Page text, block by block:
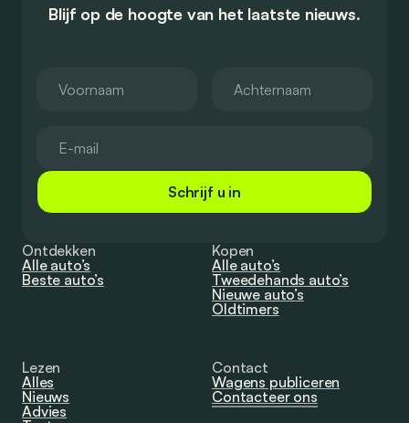
Blijf op de hoogte van het laatste nieuws.
Schrijf u in
Ontdekken
Alle auto’s
Beste auto’s
Kopen
Alle auto’s
Tweedehands auto’s
Nieuwe auto’s
Oldtimers
Lezen
Alles
Nieuws
Advies
Contact
Wagens publiceren
Contacteer ons